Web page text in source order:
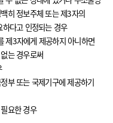
히 정보주체 또는 제3자의
다고 인정되는 경우
제3자에게 제공하지 아니하면
는 경우로써
부 또는 국제기구에 제공하기
요한 경우